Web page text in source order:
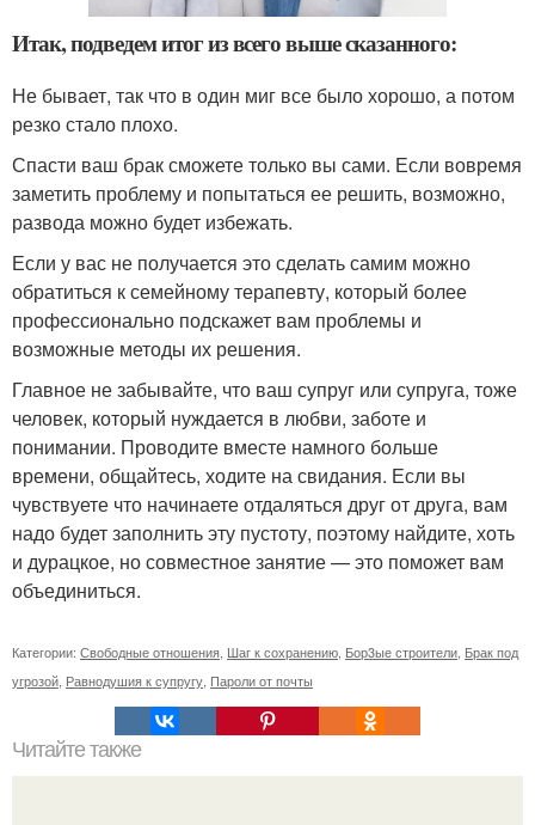
Итак, подведем итог из всего выше сказанного:
Не бывает, так что в один миг все было хорошо, а потом
резко стало плохо.
Спасти ваш брак сможете только вы сами. Если вовремя
заметить проблему и попытаться ее решить, возможно,
развода можно будет избежать.
Если у вас не получается это сделать самим можно
обратиться к семейному терапевту, который более
профессионально подскажет вам проблемы и
возможные методы их решения.
Главное не забывайте, что ваш супруг или супруга, тоже
человек, который нуждается в любви, заботе и
понимании. Проводите вместе намного больше
времени, общайтесь, ходите на свидания. Если вы
чувствуете что начинаете отдаляться друг от друга, вам
надо будет заполнить эту пустоту, поэтому найдите, хоть
и дурацкое, но совместное занятие — это поможет вам
объединиться.
Категории: Свободные отношения Шаг к сохранению Бор3ые строители Брак под
угрозой Равнодушия к супругу Пароли от почты
Читайте также